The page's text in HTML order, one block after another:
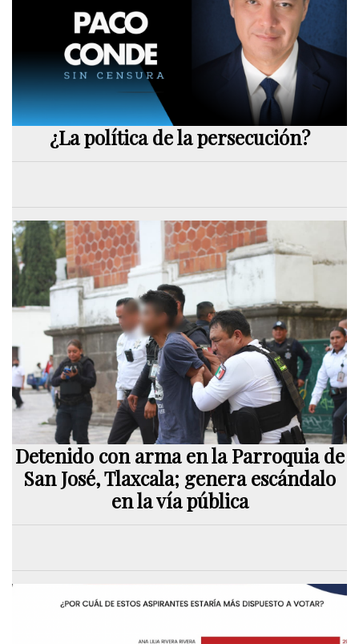
¿La política de la persecución?
Detenido con arma en la Parroquia de
San José, Tlaxcala; genera escándalo
en la vía pública